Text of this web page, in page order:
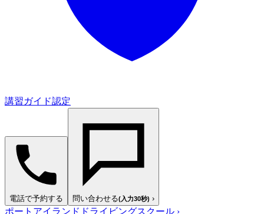
講習ガイド認定
電話で予約する 問い合わせる(入力30秒) ›
ポートアイランドドライビングスクール ›